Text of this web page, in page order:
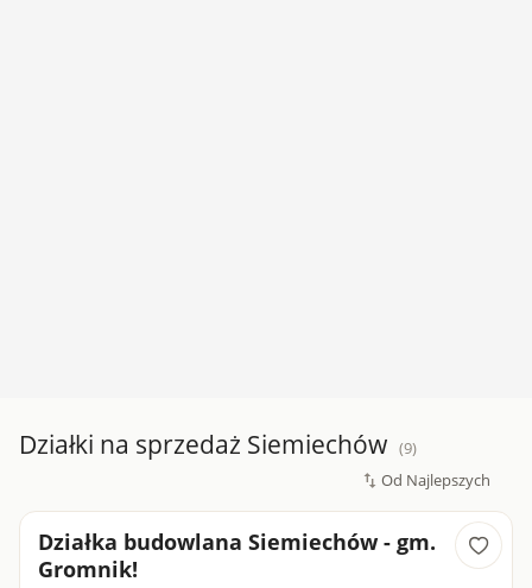
Działki na sprzedaż Siemiechów (9)
Działka budowlana Siemiechów - gm.
Gromnik!